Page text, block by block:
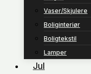
Vaser/Skjulere
Boliginteriør
Boligtekstil
Lamper
Jul